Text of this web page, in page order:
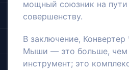
мощный союзник на пути
совершенству.
В заключение, Конвертер
Мыши — это больше, чем
инструмент; это